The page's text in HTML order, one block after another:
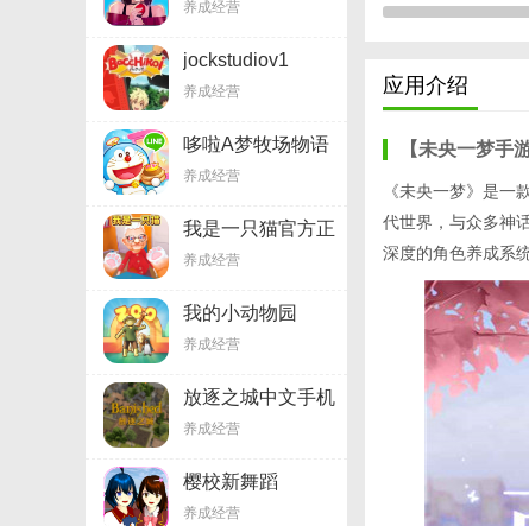
养成经营
jockstudiov1
养成经营
哆啦A梦牧场物语
v1.3.1
养成经营
我是一只猫官方正
版v2.3
养成经营
我的小动物园
v0.6.1.8
养成经营
放逐之城中文手机
版6.9
养成经营
樱校新舞蹈
v1.45.55
养成经营
应用介绍
【未央一梦手
《未央一梦》是一
代世界，与众多神
深度的角色养成系